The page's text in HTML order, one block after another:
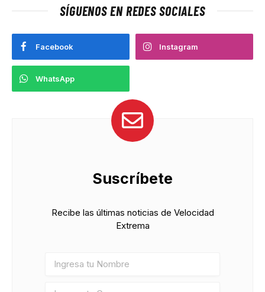
SÍGUENOS EN REDES SOCIALES
Facebook Instagram
WhatsApp
Suscríbete
Recibe las últimas noticias de Velocidad
Extrema